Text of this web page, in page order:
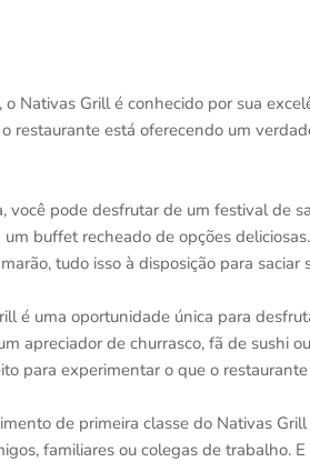
o Nativas Grill é conhecido por sua
restaurante está oferecendo um
você pode desfrutar de um festival de
buffet recheado de opções
tudo isso à disposição para saciar
é uma oportunidade única para
apreciador de churrasco, fã de sushi
para experimentar o que o
de primeira classe do Nativas
familiares ou colegas de trabalho.